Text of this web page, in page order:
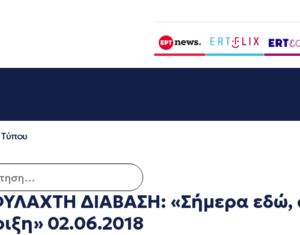
για:
ΔΙΑΒΑΣΗ: «Σήμερα εδώ,
02.06.2018